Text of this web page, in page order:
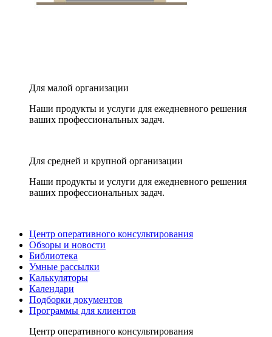
Для малой организации
Наши продукты и услуги для ежедневного решения
ваших профессиональных задач.
Для средней и крупной организации
Наши продукты и услуги для ежедневного решения
ваших профессиональных задач.
Центр оперативного консультирования
Обзоры и новости
Библиотека
Умные рассылки
Калькуляторы
Календари
Подборки документов
Программы для клиентов
Центр оперативного консультирования